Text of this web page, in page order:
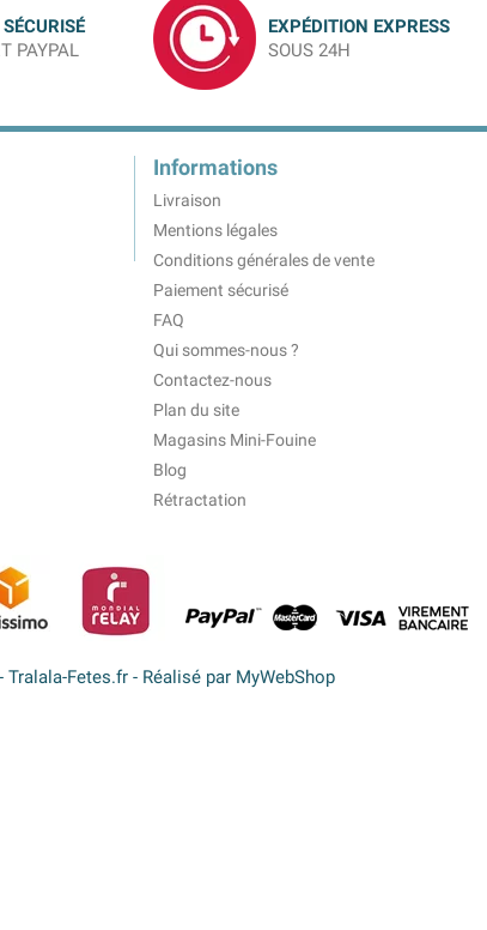
PAYPAL
EXPÉDITION EXPRESS
SOUS 24H
Informations
Livraison
Mentions légales
Conditions générales de vente
Paiement sécurisé
FAQ
Qui sommes-nous ?
Contactez-nous
Plan du site
Magasins Mini-Fouine
Blog
Rétractation
Tralala-Fetes.fr - Réalisé par MyWebShop